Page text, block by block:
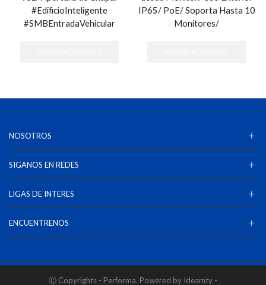
#EdificioInteligente
#SMBEntradaVehicular
IP65/ PoE/ Soporta Hasta 10
Monitores/
NOSOTROS
SIGANOS EN REDES
LIGAS DE INTERES
ENCUENTRENOS
Ⓒ Copyrights - Performa. Powered by Ideamty -